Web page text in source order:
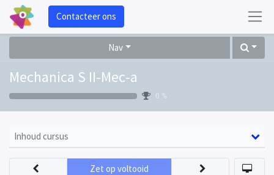
Contacteer ons
Nav
Mechanica S II-Mec-a
0 %
Inhoud cursus
Zet op voltooid